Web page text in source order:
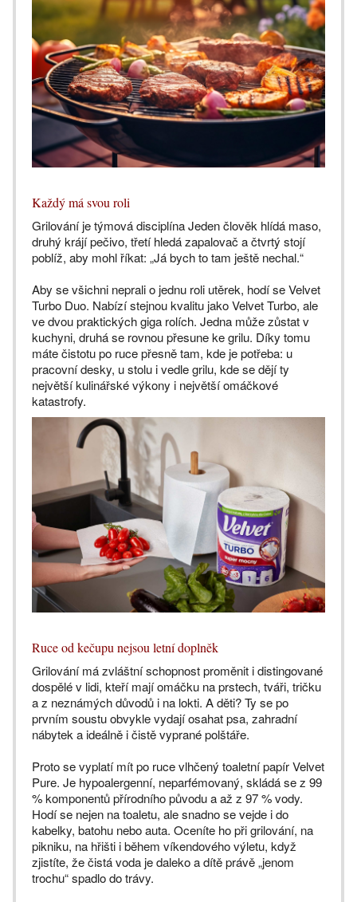
Každý má svou roli
Grilování je týmová disciplína Jeden člověk hlídá maso,
druhý krájí pečivo, třetí hledá zapalovač a čtvrtý stojí
poblíž, aby mohl říkat: „Já bych to tam ještě nechal.“
Aby se všichni neprali o jednu roli utěrek, hodí se Velvet
Turbo Duo. Nabízí stejnou kvalitu jako Velvet Turbo, ale
ve dvou praktických giga rolích. Jedna může zůstat v
kuchyni, druhá se rovnou přesune ke grilu. Díky tomu
máte čistotu po ruce přesně tam, kde je potřeba: u
pracovní desky, u stolu i vedle grilu, kde se dějí ty
největší kulinářské výkony i největší omáčkové
katastrofy.
Ruce od kečupu nejsou letní doplněk
Grilování má zvláštní schopnost proměnit i distingované
dospělé v lidi, kteří mají omáčku na prstech, tváři, tričku
a z neznámých důvodů i na lokti. A děti? Ty se po
prvním soustu obvykle vydají osahat psa, zahradní
nábytek a ideálně i čistě vyprané polštáře.
Proto se vyplatí mít po ruce vlhčený toaletní papír Velvet
Pure. Je hypoalergenní, neparfémovaný, skládá se z 99
% komponentů přírodního původu a až z 97 % vody.
Hodí se nejen na toaletu, ale snadno se vejde i do
kabelky, batohu nebo auta. Oceníte ho při grilování, na
pikniku, na hřišti i během víkendového výletu, když
zjistíte, že čistá voda je daleko a dítě právě „jenom
trochu“ spadlo do trávy.